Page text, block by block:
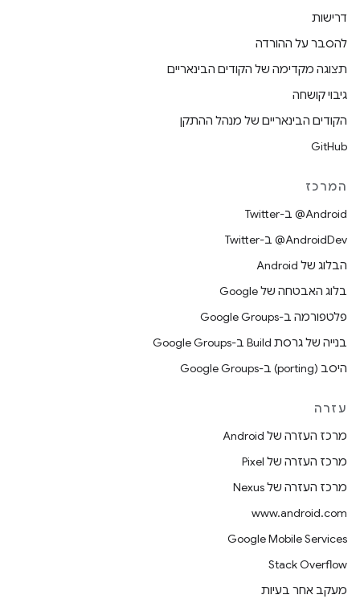
דרישות
להסבר על ההורדה
תצוגה מקדימה של הקודים הבינאריים
גיבוי קושחה
הקודים הבינאריים של מנהל ההתקן
GitHub
המרכז
‎@Android ב-Twitter
‎@AndroidDev ב-Twitter
הבלוג של Android
בלוג האבטחה של Google
פלטפורמה ב-Google Groups
בנייה של גרסת Build ב-Google Groups
היסב (porting) ב-Google Groups
עזרה
מרכז העזרה של Android
מרכז העזרה של Pixel
מרכז העזרה של Nexus
www.android.com
Google Mobile Services
Stack Overflow
מעקב אחר בעיות